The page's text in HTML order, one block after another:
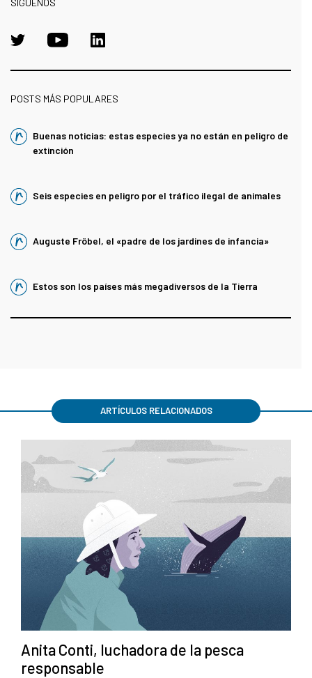
SÍGUENOS
POSTS MÁS POPULARES
Buenas noticias: estas especies ya no están en peligro de
extinción
Seis especies en peligro por el tráfico ilegal de animales
Auguste Fröbel, el «padre de los jardines de infancia»
Estos son los países más megadiversos de la Tierra
ARTÍCULOS RELACIONADOS
Anita Conti, luchadora de la pesca
responsable